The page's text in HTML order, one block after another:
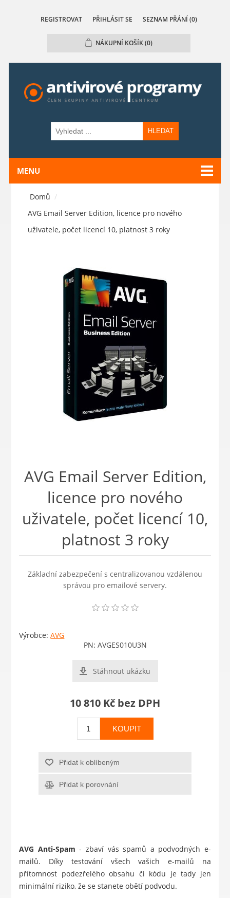
REGISTROVAT PŘIHLÁSIT SE SEZNAM PŘÁNÍ (0)
NÁKUPNÍ KOŠÍK(0)
HLEDAT
MENU
Domů /
AVG Email Server Edition, licence pro nového
uživatele, počet licencí 10, platnost 3 roky
AVG Email Server Edition,
licence pro nového
uživatele, počet licencí 10,
platnost 3 roky
Základní zabezpečení s centralizovanou vzdálenou
správou pro emailové servery.
Výrobce: AVG
PN: AVGES010U3N
Stáhnout ukázku
10 810 Kč bez DPH
KOUPIT
Přidat k oblíbeným
Přidat k porovnání
AVG Anti-Spam - zbaví vás spamů a podvodných e-
mailů. Díky testování všech vašich e-mailů na
přítomnost podezřelého obsahu či kódu je tady jen
minimální riziko, že se stanete obětí podvodu.